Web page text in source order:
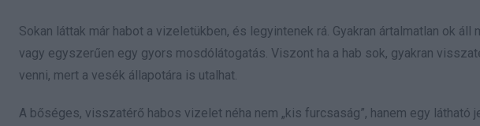
Sokan láttak már habot a vizeletükben, és legyintenek rá. Gyakran ártalmatlan ok
vagy egyszerűen egy gyors mosdólátogatás. Viszont ha a hab sok, gyakran
venni, mert a vesék állapotára is utalhat.
A bőséges, visszatérő habos vizelet néha nem „kis furcsaság”, hanem egy